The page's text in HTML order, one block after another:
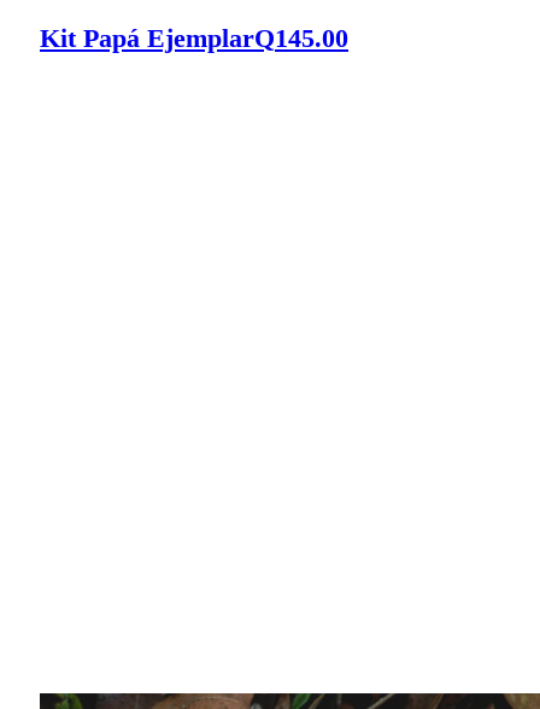
Kit Papá EjemplarQ145.00